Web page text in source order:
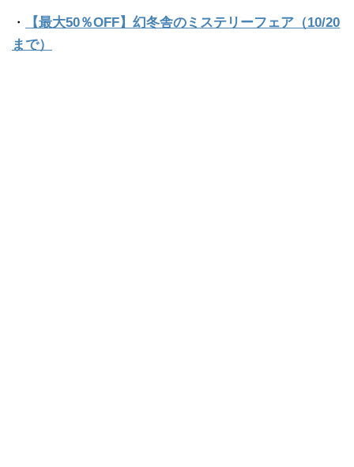
・
【最大50％OFF】幻冬舎のミステリーフェア（10/20
まで）